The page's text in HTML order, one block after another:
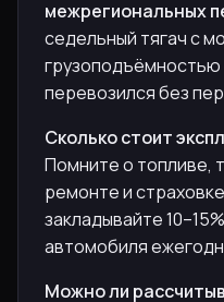
межрегиональных
седельный тягач с
грузоподъёмностью
перевозился без
Сколько стоит
Помните о топливе,
ремонте и
закладывайте
автомобиля
Можно ли